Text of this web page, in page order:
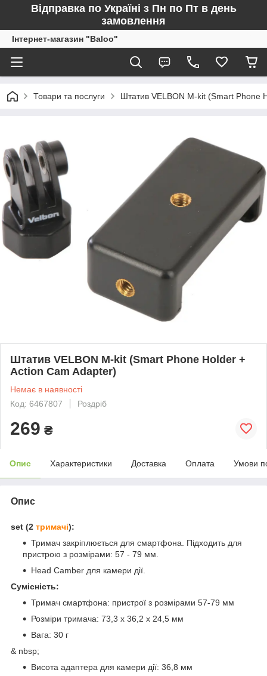
Відправка по Україні з Пн по Пт в день
замовлення
Інтернет-магазин "Baloo"
Товари та послуги Штатив VELBON M-kit (Smart Phone
Штатив VELBON M-kit (Smart Phone Holder +
Action Cam Adapter)
Немає в наявності
Код: 6467807
Роздріб
269 ₴
Опис Характеристики Доставка Оплата Умови
Опис
set (2 тримачі):
Тримач закріплюється для смартфона. Підходить для
пристрою з розмірами: 57 - 79 мм.
Head Camber для камери дії.
Сумісність:
Тримач смартфона: пристрої з розмірами 57-79 мм
Розміри тримача: 73,3 x 36,2 x 24,5 мм
Вага: 30 г
& nbsp;
Висота адаптера для камери дії: 36,8 мм